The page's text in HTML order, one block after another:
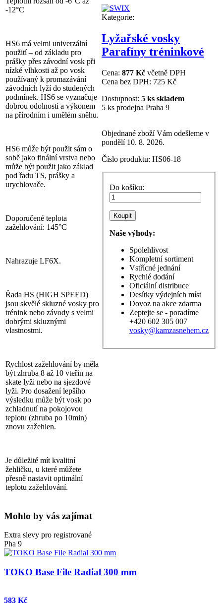
-12°C
HS6 má velmi univerzální
použití – od základu pro
prášky přes závodní vosk při
nízké vlhkosti až po vosk
používaný k promazávání
závodních lyží do studených
podmínek. HS6 se vyznačuje
dobrou odolností a výkonem
na přírodním i umělém sněhu.
HS6 může být použit sám o
sobě jako finální vrstva nebo
může být použit jako základ
pod řadu TS, prášky a
urychlovače.
Doporučené teplota
zažehlování: 145°C
Nahrazuje LF6X.
Řada HS (HIGH SPEED)
jsou skvělé skluzné vosky pro
trénink nebo závody s velmi
dobrými skluznými
vlastnostmi.
Rychlost zažehlování by měla
být zhruba 8 až 10 vteřin na
skate lyži nebo na sjezdové
lyži. Pro dosažení lepšího
výsledku může být vosk po
zchladnutí na pokojovou
teplotu (zhruba po 10min)
znovu zažehlen.
Je důležité mít kvalitní
žehličku, u které můžete
přesně nastavit optimální
teplotu zažehlování.
Kategorie:
Lyžařské vosky
Parafíny tréninkové
Cena: 877 Kč včetně DPH
Cena bez DPH: 725 Kč
Dostupnost: 5 ks skladem
5 ks prodejna Praha 9
Objednané zboží Vám odešleme v
pondělí 10. 8. 2026.
Číslo produktu: HS06-18
Do košíku:
Naše výhody:
Spolehlivost
Kompletní sortiment
Vstřícné jednání
Rychlé dodání
Oficiální distribuce
Desítky výdejních míst
Dovoz na akce zdarma
Zeptejte se - poradíme
+420 602 305 007
vosky@kamzasnehem.cz
Mohlo by vás zajímat
Extra slevy pro registrované
Pha 9
TOKO Base File Radial 300 mm
583 Kč